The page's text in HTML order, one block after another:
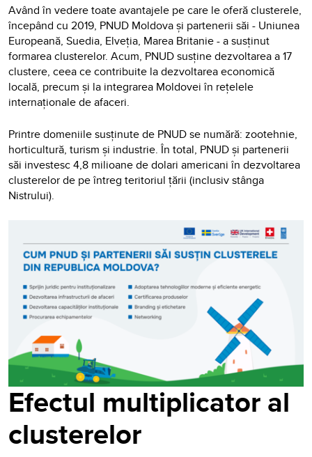
Având în vedere toate avantajele pe care le oferă clusterele,
începând cu 2019, PNUD Moldova și partenerii săi - Uniunea
Europeană, Suedia, Elveția, Marea Britanie - a susținut
formarea clusterelor. Acum, PNUD susține dezvoltarea a 17
clustere, ceea ce contribuite la dezvoltarea economică
locală, precum și la integrarea Moldovei în rețelele
internaționale de afaceri.
Printre domeniile susținute de PNUD se numără: zootehnie,
horticultură, turism și industrie. În total, PNUD și partenerii
săi investesc 4,8 milioane de dolari americani în dezvoltarea
clusterelor de pe întreg teritoriul țării (inclusiv stânga
Nistrului).
Efectul multiplicator al
clusterelor